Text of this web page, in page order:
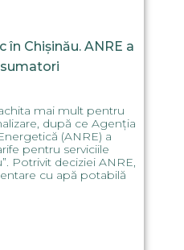
Chișinău. ANRE a
mai mult pentru
după ce Agenția
(ANRE) a
pentru serviciile
Potrivit deciziei ANRE,
cu apă potabilă